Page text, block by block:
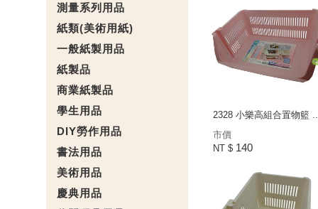
測量系列用品
紙類(美術用紙)
一般紙製用品
紙製品
商業紙製品
學生用品
DIY勞作用品
書法用品
美術用品
慶典用品
2328 小樂高組合置物籃 ..
市價
NT $ 140